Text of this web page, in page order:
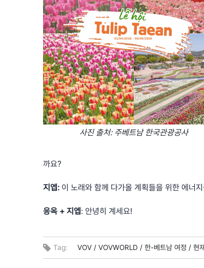
사진 출처: 주베트남 한국관광공사
까요?
지엡: 이 노래와 함께 다가올 계획들을 위한 에너
응옥 + 지엡: 안녕히 계세요!
Tag: VOV / VOVWORLD / 한-베트남 여정 / 현